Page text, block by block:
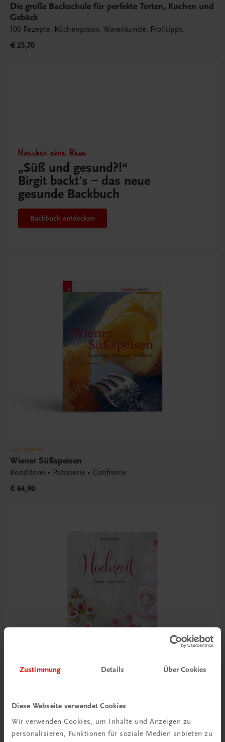
Zustimmung Details Über Cookies
Diese Webseite verwendet Cookies
Wir verwenden Cookies, um Inhalte und Anzeigen zu
personalisieren, Funktionen für soziale Medien anbieten zu
Die große Backschule für perfekte Torten, Kuchen und
Gebäck
100 Rezepte. Küchenpraxis. Warenkunde. Profitipps.
€ 25,70
Naschen ohne Reue
„Süß und gesund?!“
Birgit backt's – das neue
gesunde Backbuch
Backbuch entdecken
Gastronomie
Wiener Süßspeisen
Konditorei • Patisserie • Confiserie
€ 64,90
Hochzeit – Torten und mehr
Für den Wow-Effekt auf jeder Hochzeitstafel
€ 41,10